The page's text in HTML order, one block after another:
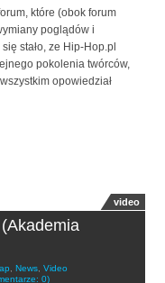
które (obok forum
poglądów i
stało, ze Hip-Hop.pl
pokolenia twórców,
opowiedział
video
, News, Video
0)